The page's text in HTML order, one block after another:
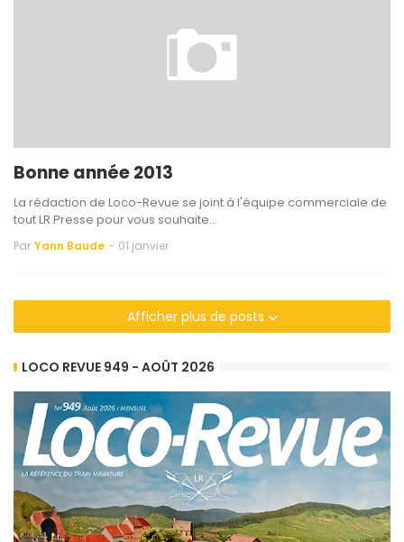
Bonne année 2013
La rédaction de Loco-Revue se joint à l'équipe commerciale de
tout LR Presse pour vous souhaite…
Par Yann Baude - 01 janvier
Afficher plus de posts
LOCO REVUE 949 - AOÛT 2026